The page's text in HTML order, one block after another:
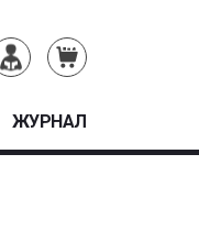
ЖУРНАЛ